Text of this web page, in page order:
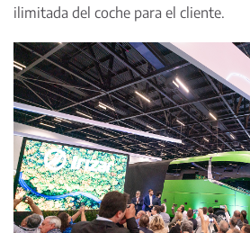
ilimitada del coche para el cliente.